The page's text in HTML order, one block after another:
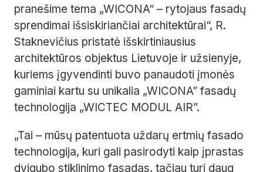
pranešime tema „WICONA“ – rytojaus fasadų
sprendimai išsiskiriančiai architektūrai“, R.
Staknevičius pristatė išskirtiniausius
architektūros objektus Lietuvoje ir užsienyje,
kuriems įgyvendinti buvo panaudoti įmonės
gaminiai kartu su unikalia „WICONA” fasadų
technologija „WICTEC MODUL AIR”.
„Tai – mūsų patentuota uždarų ertmių fasado
technologija, kuri gali pasirodyti kaip įprastas
dvigubo stiklinimo fasadas, tačiau turi daug